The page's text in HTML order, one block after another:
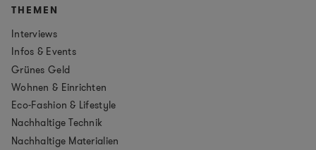
THEMEN
Interviews
Infos & Events
Grünes Geld
Wohnen & Einrichten
Eco-Fashion & Lifestyle
Nachhaltige Technik
Nachhaltige Materialien